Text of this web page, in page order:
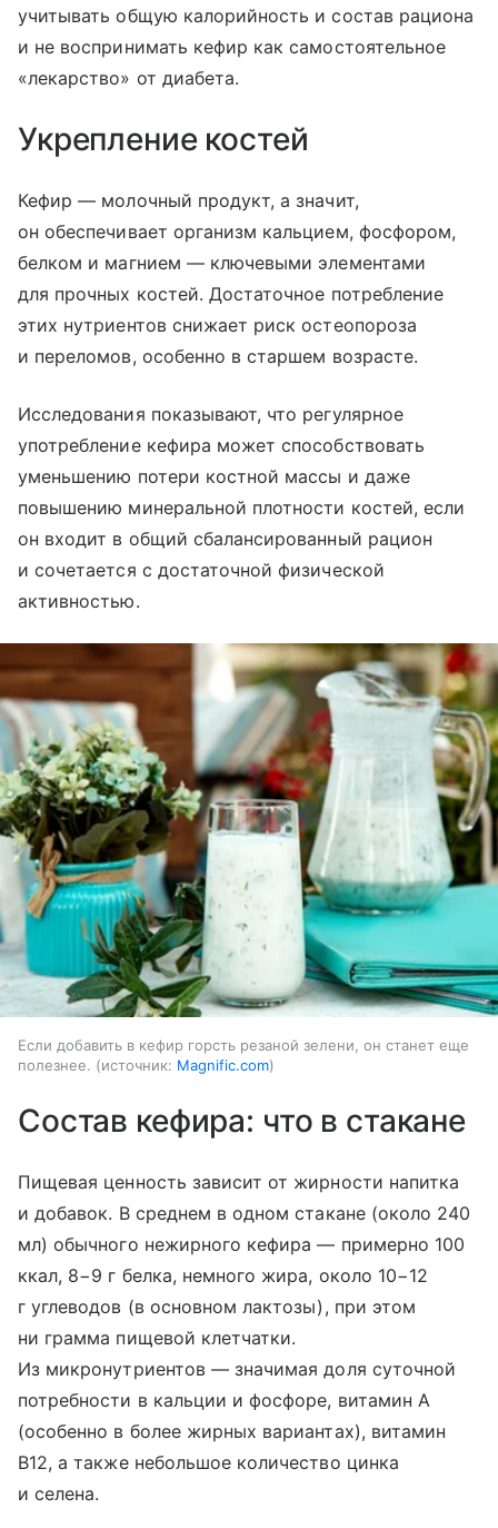
учитывать общую калорийность и состав рациона
и не воспринимать кефир как самостоятельное
«лекарство» от диабета.
Укрепление костей
Кефир — молочный продукт, а значит,
он обеспечивает организм кальцием, фосфором,
белком и магнием — ключевыми элементами
для прочных костей. Достаточное потребление
этих нутриентов снижает риск остеопороза
и переломов, особенно в старшем возрасте.
Исследования показывают, что регулярное
употребление кефира может способствовать
уменьшению потери костной массы и даже
повышению минеральной плотности костей, если
он входит в общий сбалансированный рацион
и сочетается с достаточной физической
активностью.
Если добавить в кефир горсть резаной зелени, он станет еще
полезнее.
источник: Magnific.com
Состав кефира: что в стакане
Пищевая ценность зависит от жирности напитка
и добавок. В среднем в одном стакане (около 240
мл) обычного нежирного кефира — примерно 100
ккал, 8−9 г белка, немного жира, около 10−12
г углеводов (в основном лактозы), при этом
ни грамма пищевой клетчатки.
Из микронутриентов — значимая доля суточной
потребности в кальции и фосфоре, витамин A
(особенно в более жирных вариантах), витамин
B12, а также небольшое количество цинка
и селена.